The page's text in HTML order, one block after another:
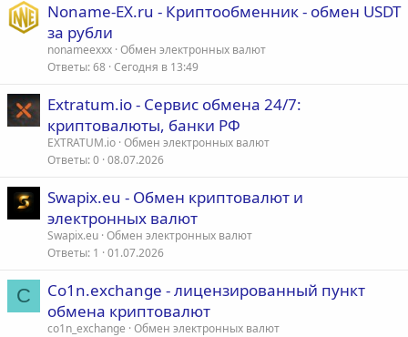
Noname-EX.ru - Криптообменник - обмен USDT
за рубли
nonameexxx Обмен электронных валют
Ответы 68 Сегодня в 13:49
Extratum.io - Сервис обмена 24/7:
криптовалюты, банки РФ
EXTRATUM.io Обмен электронных валют
Ответы 0 08.07.2026
Swapix.eu - Обмен криптовалют и
электронных валют
Swapix.eu Обмен электронных валют
Ответы 1 01.07.2026
C
Co1n.exchange - лицензированный пункт
обмена криптовалют
co1n_exchange Обмен электронных валют